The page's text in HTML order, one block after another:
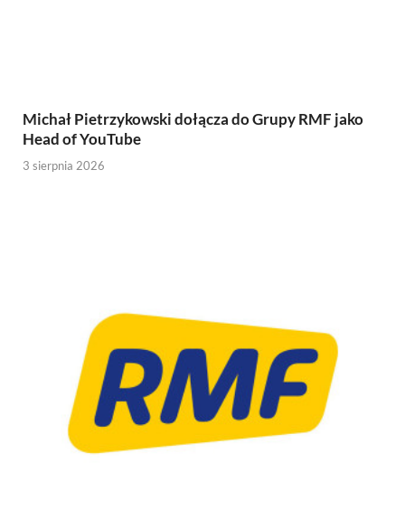
Michał Pietrzykowski dołącza do Grupy RMF jako
Head of YouTube
3 sierpnia 2026